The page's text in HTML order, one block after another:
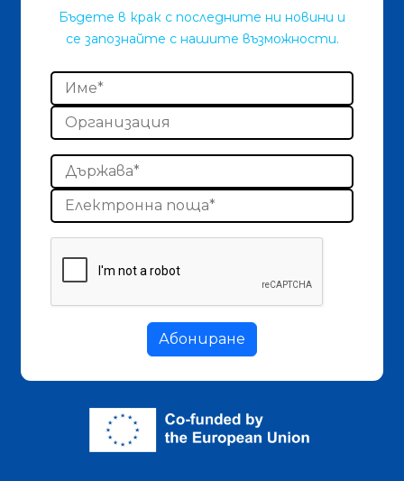
Бъдете в крак с последните ни новини и
се запознайте с нашите възможности.